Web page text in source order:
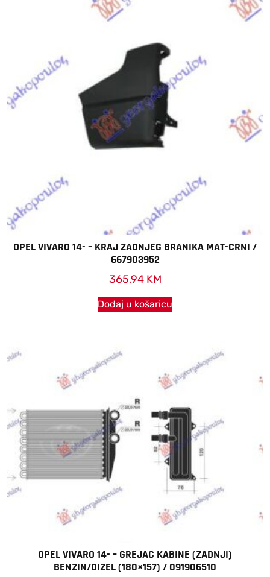
OPEL VIVARO 14- – KRAJ ZADNJEG BRANIKA MAT-CRNI /
667903952
365,94 KM
Dodaj u košaricu
OPEL VIVARO 14- – GREJAC KABINE (ZADNJI)
BENZIN/DIZEL (180×157) / 091906510